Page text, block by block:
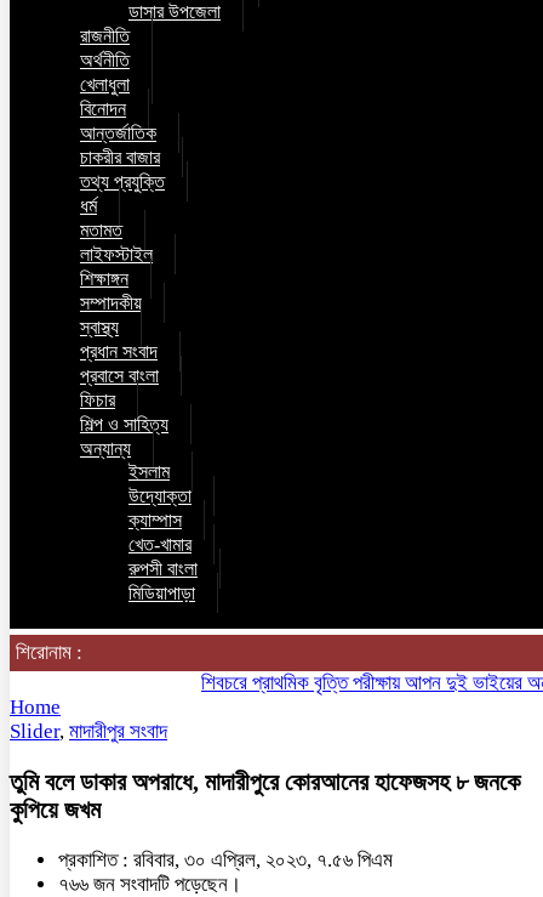
ডাসার উপজেলা
রাজনীতি
অর্থনীতি
খেলাধুলা
বিনোদন
আন্তর্জাতিক
চাকরীর বাজার
তথ্য প্রযুক্তি
ধর্ম
মতামত
লাইফস্টাইল
শিক্ষাঙ্গন
সম্পাদকীয়
স্বাস্থ্য
প্রধান সংবাদ
প্রবাসে বাংলা
ফিচার
শিল্প ও সাহিত্য
অন্যান্য
ইসলাম
উদ্যোক্তা
ক্যাম্পাস
খেত-খামার
রুপসী বাংলা
মিডিয়াপাড়া
শিরোনাম :
শিবচরে প্রাথমিক বৃত্তি পরীক্ষায় আপন দুই ভাইয়ের অনন্য
Home
Slider, মাদারীপুর সংবাদ
তুমি বলে ডাকার অপরাধে, মাদারীপুরে কোরআনের হাফেজসহ ৮ জনকে
কুপিয়ে জখম
প্রকাশিত : রবিবার, ৩০ এপ্রিল, ২০২৩, ৭.৫৬ পিএম
৭৬৬ জন সংবাদটি পড়েছেন।